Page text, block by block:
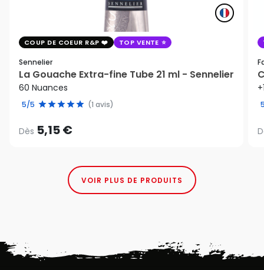
COUP DE COEUR R&P TOP VENTE
Sennelier
La Gouache Extra-fine Tube 21 ml - Sennelier
60 Nuances
5/5 (1 avis)
Dès 5,15 €
VOIR PLUS DE PRODUITS